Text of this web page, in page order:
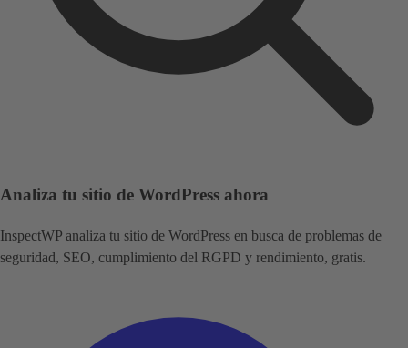
Analiza tu sitio de WordPress ahora
InspectWP analiza tu sitio de WordPress en busca de problemas de
seguridad, SEO, cumplimiento del RGPD y rendimiento, gratis.